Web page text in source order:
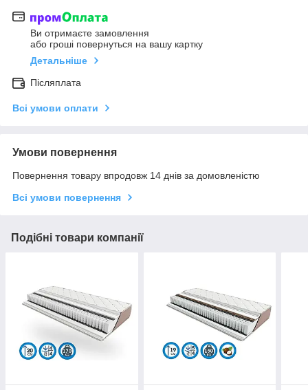
Ви отримаєте замовлення
або гроші повернуться на вашу картку
Детальніше
Післяплата
Всі умови оплати
Умови повернення
Повернення товару впродовж 14 днів за домовленістю
Всі умови повернення
Подібні товари компанії